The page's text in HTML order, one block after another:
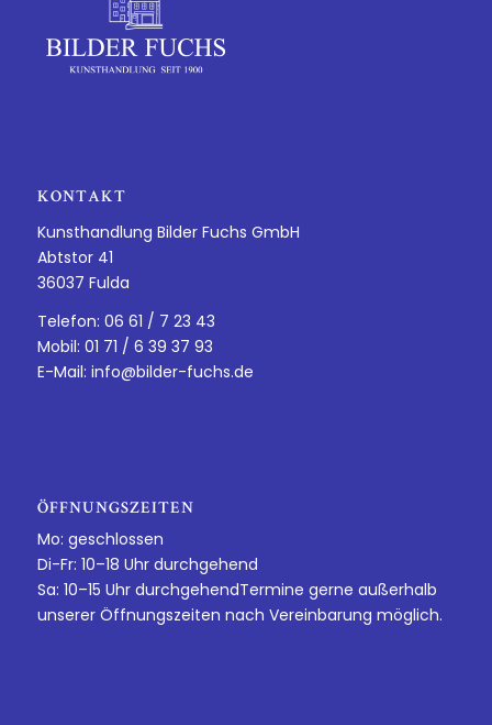
KONTAKT
Kunsthandlung Bilder Fuchs GmbH
Abtstor 41
36037 Fulda
Telefon: 06 61 / 7 23 43
Mobil: 01 71 / 6 39 37 93
E-Mail: info@bilder-fuchs.de
ÖFFNUNGSZEITEN
Mo: geschlossen
Di-Fr: 10–18 Uhr durchgehend
Sa: 10–15 Uhr durchgehendTermine gerne außerhalb
unserer Öffnungszeiten nach Vereinbarung möglich.